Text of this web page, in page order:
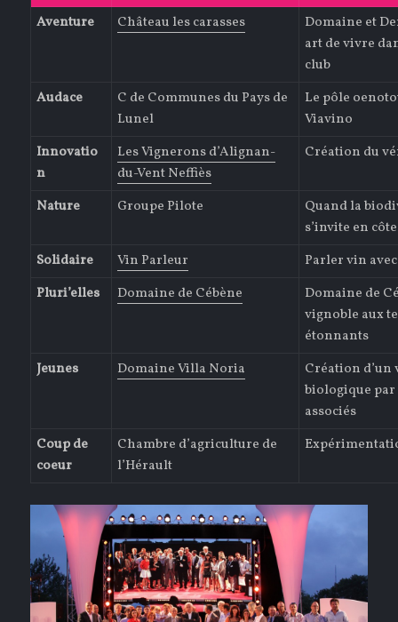
Aventure
Château les carasses
Domaine et
art de vivre
club
Audace
C de Communes du Pays de
Lunel
Le pôle
Viavino
Innovatio
n
Les Vignerons d’Alignan-
du-Vent Neffiès
Création du
Nature Groupe Pilote
Quand la
s’invite en
Solidaire
Vin Parleur
Parler vin
Pluri’elles
Domaine de Cébène
Domaine de
vignoble aux
étonnants
Jeunes
Domaine Villa Noria
Création d’un
biologique par
associés
Coup de
coeur
Chambre d’agriculture de
l’Hérault